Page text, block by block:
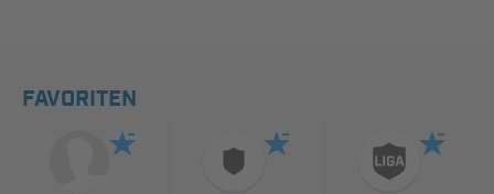
FAVORITEN